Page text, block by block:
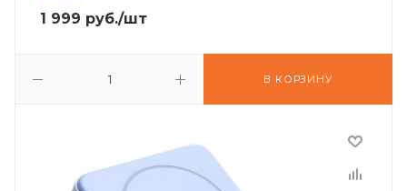
1 999 руб./шт
В КОРЗИНУ